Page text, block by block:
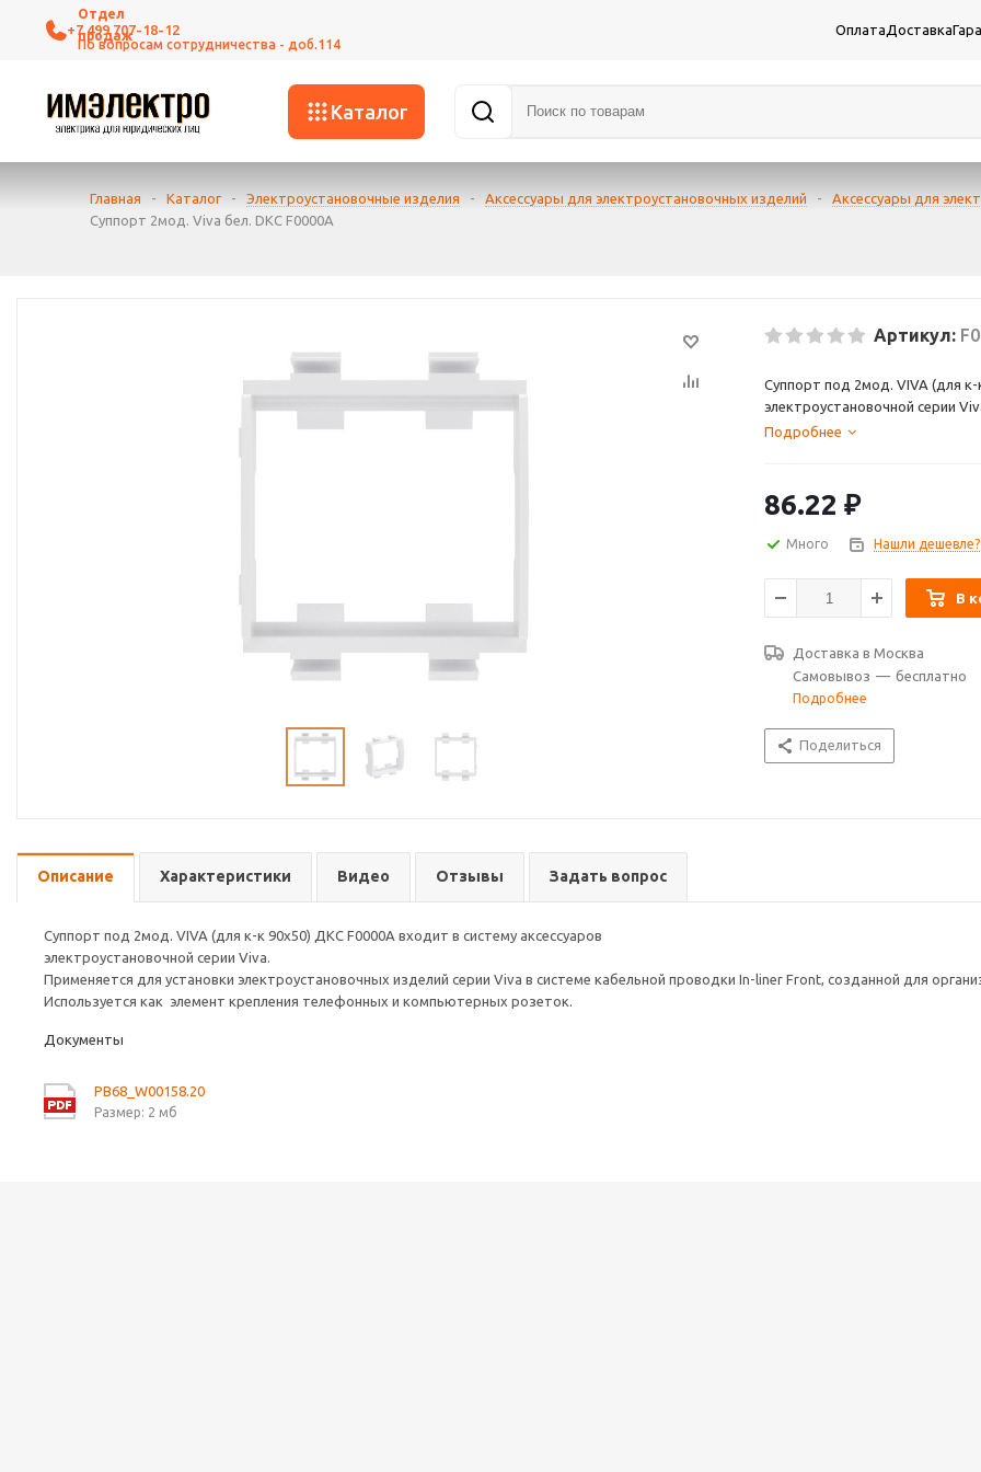
+7 499 707-18-12 ОплатаДоставка
Каталог
Главная - Каталог - Электроустановочные изделия - Аксессуары для электроустановочных изделий - Аксессуары для
Суппорт 2мод. Viva бел. DKC F0000A
Артикул:
Суппорт под 2мод. VIVA (для к-
электроустановочной серии
Применяется для установки
Подробнее
86.22 ₽
Много Нашли дешевле?
В
Доставка в Москва
Самовывоз — бесплатно
Подробнее
Поделиться
Описание Характеристики Видео Отзывы Задать вопрос
Суппорт под 2мод. VIVA (для к-к 90х50) ДКС F0000A входит в систему аксессуаров
электроустановочной серии Viva.
Применяется для установки электроустановочных изделий серии Viva в системе кабельной проводки In-liner Front, созданной для
Используется как элемент крепления телефонных и компьютерных розеток.
Документы
PB68_W00158.20
Размер: 2 мб